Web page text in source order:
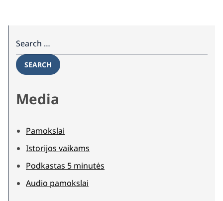
Search for:
SEARCH
Media
Pamokslai
Istorijos vaikams
Podkastas 5 minutės
Audio pamokslai